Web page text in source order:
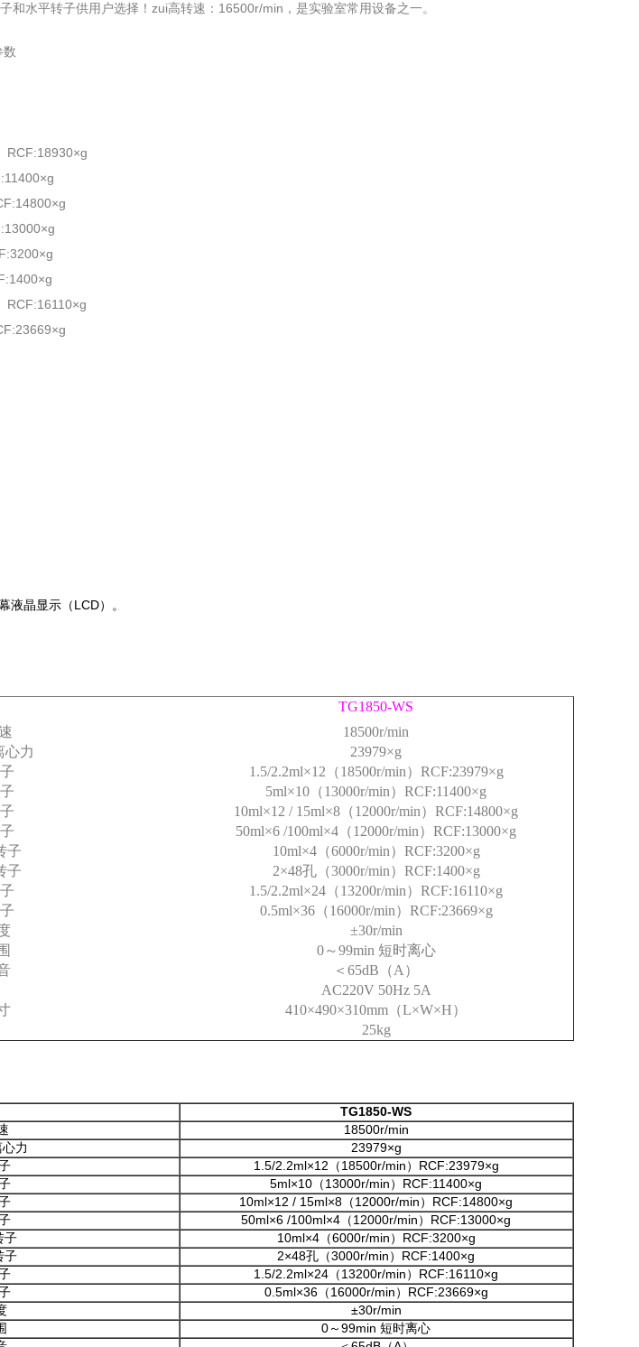
和水平转子供用户选择！zui高转速：16500r/min，是实验室常用设备之一。
数
RCF:18930×g
RCF:16110×g
液晶显示（LCD）。
TG1850-WS
18500r/min
心力
23979×g
1.5/2.2ml×12（18500r/min）RCF:23979×g
5ml×10（13000r/min）RCF:11400×g
10ml×12 / 15ml×8（12000r/min）RCF:14800×g
50ml×6 /100ml×4（12000r/min）RCF:13000×g
子
10ml×4（6000r/min）RCF:3200×g
子 2×48孔（3000r/min）RCF:1400×g
1.5/2.2ml×24（13200r/min）RCF:16110×g
0.5ml×36（16000r/min）RCF:23669×g
±30r/min
0～99min 短时离心
＜65dB（A）
AC220V 50Hz 5A
410×490×310mm（L×W×H）
25kg
TG1850-WS
18500r/min
力
23979×g
1.5/2.2ml×12（18500r/min）RCF:23979×g
5ml×10（13000r/min）RCF:11400×g
10ml×12 / 15ml×8（12000r/min）RCF:14800×g
50ml×6 /100ml×4（12000r/min）RCF:13000×g
子
10ml×4（6000r/min）RCF:3200×g
子
2×48孔（3000r/min）RCF:1400×g
1.5/2.2ml×24（13200r/min）RCF:16110×g
0.5ml×36（16000r/min）RCF:23669×g
±30r/min
0～99min 短时离心